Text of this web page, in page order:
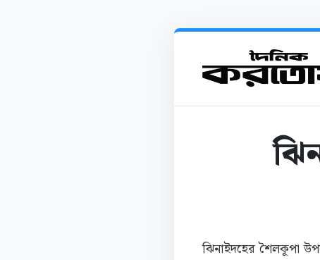
ঝিনাইদহের শৈলকূপা